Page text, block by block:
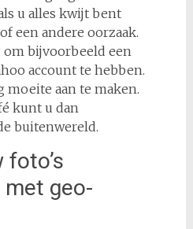
u alles kwijt bent
een andere oorzaak.
om bijvoorbeeld een
account te hebben.
moeite aan te maken.
kunt u dan
buitenwereld.
foto’s
geo-